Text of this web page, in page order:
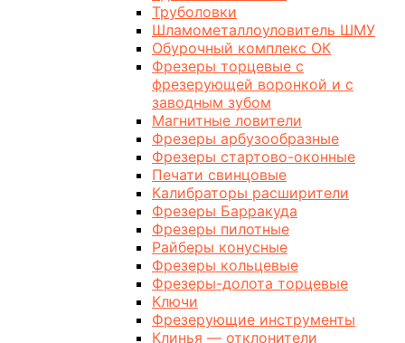
Труболовки
Шламометаллоуловитель ШМУ
Обурочный комплекс ОК
Фрезеры торцевые с
фрезерующей воронкой и с
заводным зубом
Магнитные ловители
Фрезеры арбузообразные
Фрезеры стартово-оконные
Печати свинцовые
Калибраторы расширители
Фрезеры Барракуда
Фрезеры пилотные
Райберы конусные
Фрезеры кольцевые
Фрезеры-долота торцевые
Ключи
Фрезерующие инструменты
Клинья — отклонители